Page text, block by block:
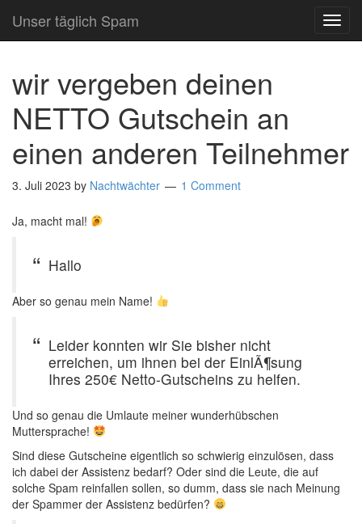
Unser täglich Spam
wir vergeben deinen
NETTO Gutschein an
einen anderen Teilnehmer
3. Juli 2023 by Nachtwächter 1 Comment
Ja, macht mal!
Hallo
Aber so genau mein Name!
Leider konnten wir Sie bisher nicht
erreichen, um ihnen bei der EinlÃ¶sung
Ihres 250€ Netto-Gutscheins zu helfen.
Und so genau die Umlaute meiner wunderhübschen
Muttersprache!
Sind diese Gutscheine eigentlich so schwierig einzulösen, dass
ich dabei der Assistenz bedarf? Oder sind die Leute, die auf
solche Spam reinfallen sollen, so dumm, dass sie nach Meinung
der Spammer der Assistenz bedürfen?